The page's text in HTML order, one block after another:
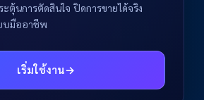
ตุ้นการตัดสินใจ ปิดการขายได้จริง
บมืออาชีพ
เริ่มใช้งาน→